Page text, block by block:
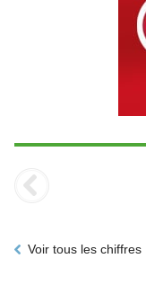
Voir tous les chiffres